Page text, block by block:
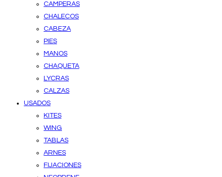
CAMPERAS
CHALECOS
CABEZA
PIES
MANOS
CHAQUETA
LYCRAS
CALZAS
USADOS
KITES
WING
TABLAS
ARNES
FIJACIONES